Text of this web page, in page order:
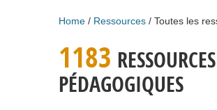
Home Ressources Toutes les
1183 RESSOURCES
PÉDAGOGIQUES